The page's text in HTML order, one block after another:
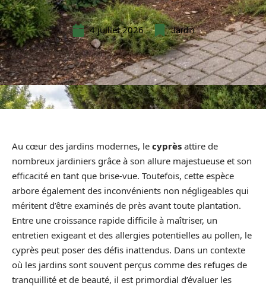
4 juillet 2026 Jardin
Au cœur des jardins modernes, le cyprès attire de
nombreux jardiniers grâce à son allure majestueuse et son
efficacité en tant que brise-vue. Toutefois, cette espèce
arbore également des inconvénients non négligeables qui
méritent d’être examinés de près avant toute plantation.
Entre une croissance rapide difficile à maîtriser, un
entretien exigeant et des allergies potentielles au pollen, le
cyprès peut poser des défis inattendus. Dans un contexte
où les jardins sont souvent perçus comme des refuges de
tranquillité et de beauté, il est primordial d’évaluer les